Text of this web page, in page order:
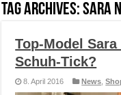
Tag Archives:Sara
Top-Model
Schuh-Tick?
8. April 2016 News ,